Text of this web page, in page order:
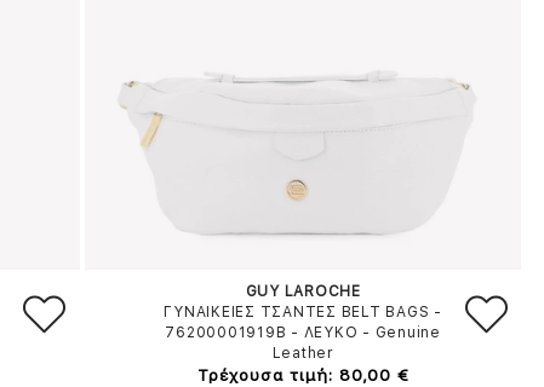
GUY LAROCHE
ΓΥΝΑΙΚΕΙΕΣ ΤΣΑΝΤΕΣ BELT BAGS -
76200001919B - ΛΕΥΚΟ - Genuine
Leather
Τρέχουσα τιμή: 80,00 €